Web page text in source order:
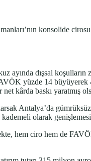
konsolide
ayında dışsal
yüzde 14 büyüyerek
kârda baskı yaratmış
Antalya’da
olarak
hem ciro hem de